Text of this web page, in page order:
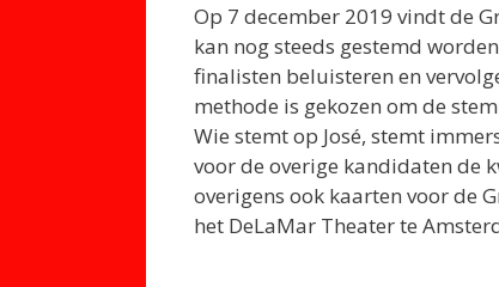
Op 7 december 2019 vindt de
kan nog steeds gestemd
finalisten beluisteren en
methode is gekozen om de
Wie stemt op José, stemt
voor de overige kandidaten de
overigens ook kaarten voor de
het DeLaMar Theater te